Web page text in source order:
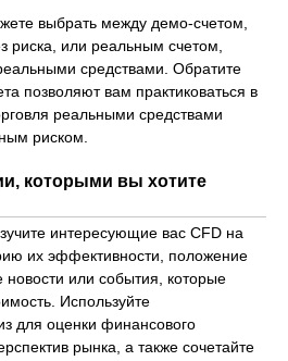
выбрать между демо-счетом,
риска, или реальным счетом,
средствами. Обратите
позволяют вам практиковаться в
реальными средствами
риском.
которыми вы хотите
интересующие вас CFD на
их эффективности, положение
или события, которые
Используйте
для оценки финансового
рынка, а также сочетайте